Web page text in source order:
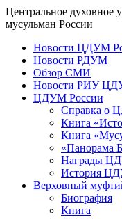
Центральное духовное
мусульман России
Новости ЦДУМ
Новости РДУМ
Обзор СМИ
Новости РИУ
ЦДУМ России
Справка о
Книга
Книга
«Панорама
Награды
История
Верховный
Биография
Книга